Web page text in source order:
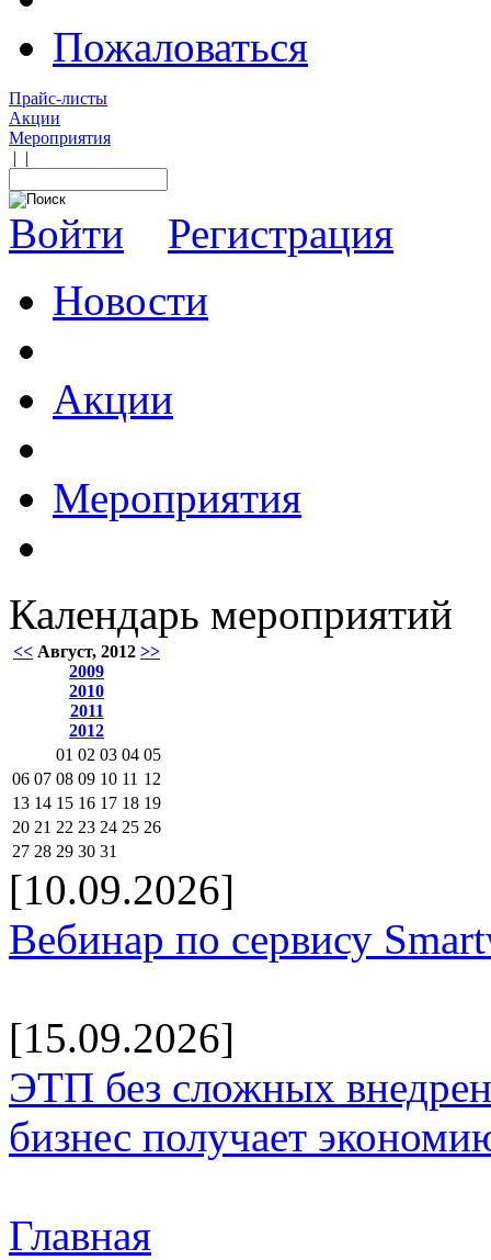
Пожаловаться
Прайс-листы
Акции
Мероприятия
| |
Войти
Регистрация
Новости
Акции
Мероприятия
Календарь мероприятий
<< Август, 2012 >>
2009
2010
2011
2012
01 02 03 04 05
06 07 08 09 10 11 12
13 14 15 16 17 18 19
20 21 22 23 24 25 26
27 28 29 30 31
[10.09.2026]
Вебинар по сервису
[15.09.2026]
ЭТП без сложных
бизнес получает
Главная